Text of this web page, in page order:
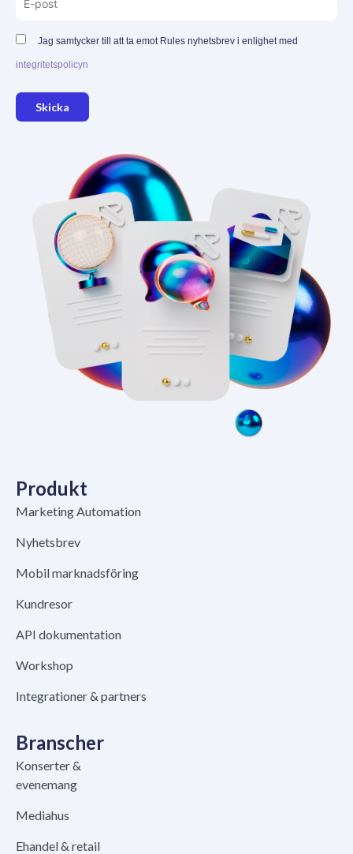
Jag samtycker till att ta emot Rules nyhetsbrev i enlighet med
integritetspolicyn
Skicka
Produkt
Marketing Automation
Nyhetsbrev
Mobil marknadsföring
Kundresor
API dokumentation
Workshop
Integrationer & partners
Branscher
Konserter &
evenemang
Mediahus
Ehandel & retail